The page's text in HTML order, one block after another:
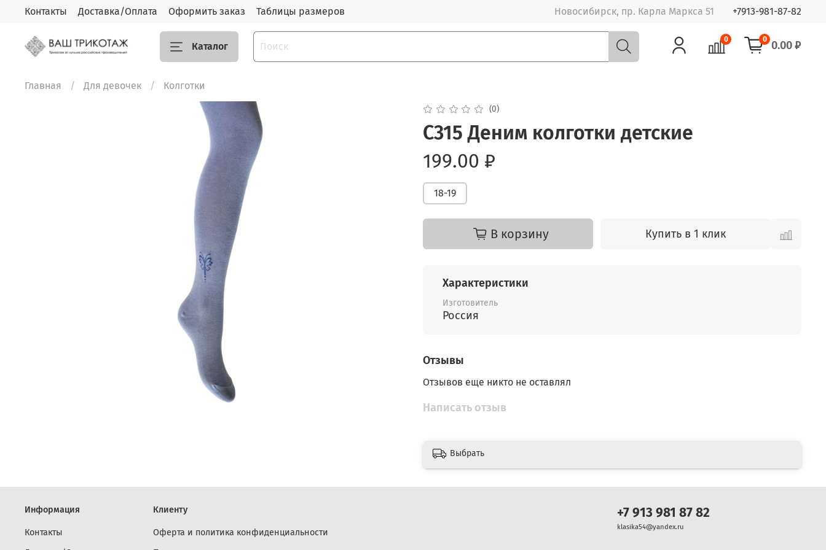
Контакты Доставка/Оплата Оформить заказ Таблицы размеров Новосибирск, пр. Карла Маркса 51 +7913-981-87-82
Каталог
0 0 0.00 ₽
Главная Для девочек Колготки
(0)
С315 Деним колготки детские
199.00 ₽
18-19
В корзину Купить в 1 клик
Характеристики
Изготовитель
Россия
Отзывы
Отзывов еще никто не оставлял
Написать отзыв
Выбрать
Информация
Контакты
Клиенту
Оферта и политика конфиденциальности
+7 913 981 87 82
klasika54@yandex.ru